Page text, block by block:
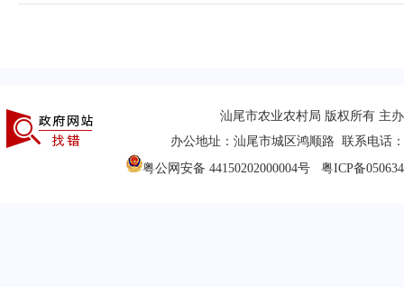
汕尾市农业农村局 版权所有 主
办公地址：汕尾市城区鸿顺路 联系电话
粤公网安备 44150202000004号
粤ICP备